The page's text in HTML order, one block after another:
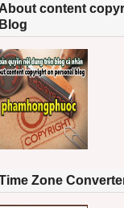
content
Zone